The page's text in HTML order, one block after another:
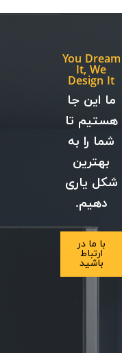
You Dream
It, We
Design It
ما این جا
هستیم تا
شما را به
بهترین
شکل یاری
دهیم.
با ما در
ارتباط
باشید